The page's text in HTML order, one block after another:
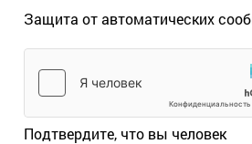
Защита от автоматических
Подтвердите, что вы человек